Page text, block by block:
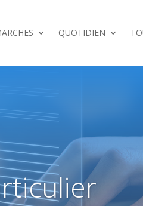
QUOTIDIEN